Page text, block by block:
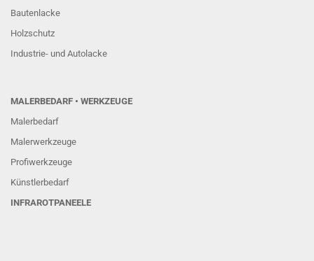
Bautenlacke
Holzschutz
Industrie- und Autolacke
MALERBEDARF • WERKZEUGE
Malerbedarf
Malerwerkzeuge
Profiwerkzeuge
Künstlerbedarf
INFRAROTPANEELE